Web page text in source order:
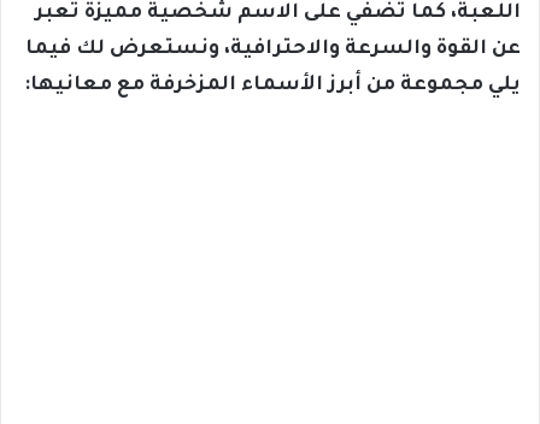
اللعبة، كما تضفي على الاسم شخصية مميزة تعبر
عن القوة والسرعة والاحترافية، ونستعرض لك فيما
يلي مجموعة من أبرز الأسماء المزخرفة مع معانيها: